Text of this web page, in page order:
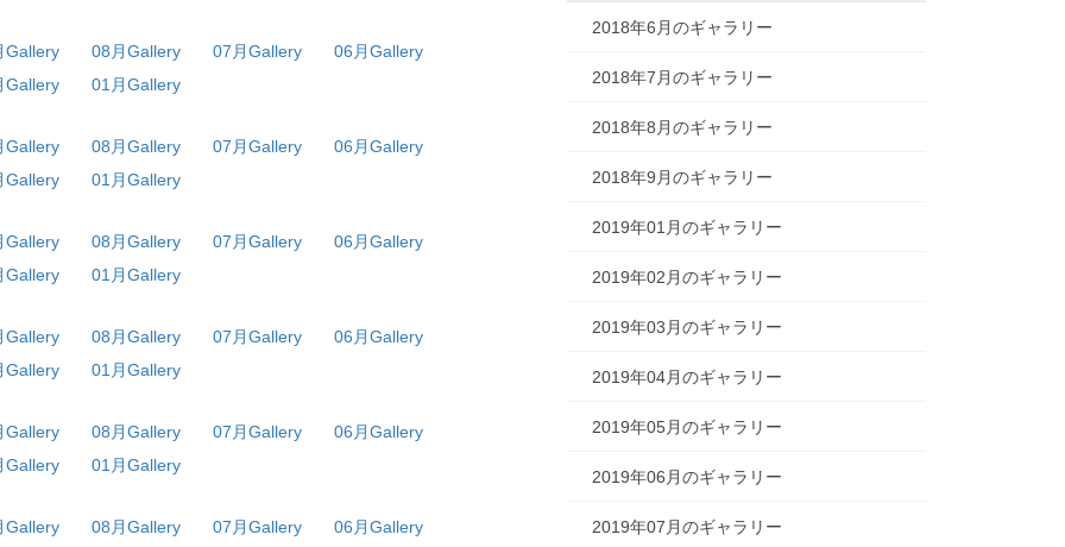
Gallery 08月Gallery 07月Gallery
06月Gallery
Gallery
01月Gallery
Gallery 08月Gallery 07月Gallery
06月Gallery
Gallery
01月Gallery
Gallery 08月Gallery 07月Gallery
06月Gallery
Gallery
01月Gallery
Gallery 08月Gallery 07月Gallery
06月Gallery
Gallery
01月Gallery
Gallery 08月Gallery 07月Gallery
06月Gallery
Gallery
01月Gallery
Gallery 08月Gallery 07月Gallery
06月Gallery
2018年6月のギャラリー
2018年7月のギャラリー
2018年8月のギャラリー
2018年9月のギャラリー
2019年01月のギャラリー
2019年02月のギャラリー
2019年03月のギャラリー
2019年04月のギャラリー
2019年05月のギャラリー
2019年06月のギャラリー
2019年07月のギャラリー